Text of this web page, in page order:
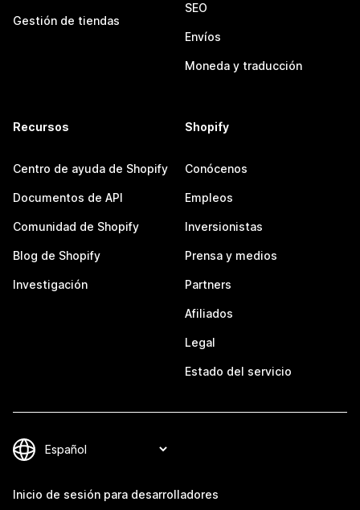
Gestión de tiendas
SEO
Envíos
Moneda y traducción
Recursos
Centro de ayuda de Shopify
Documentos de API
Comunidad de Shopify
Blog de Shopify
Investigación
Shopify
Conócenos
Empleos
Inversionistas
Prensa y medios
Partners
Afiliados
Legal
Estado del servicio
Inicio de sesión para desarrolladores